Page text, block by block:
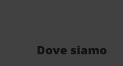
Dove siamo